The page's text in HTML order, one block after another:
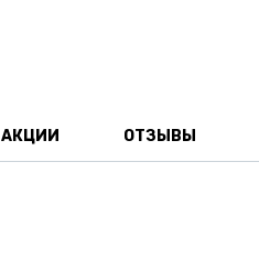
АКЦИИ ОТЗЫВЫ